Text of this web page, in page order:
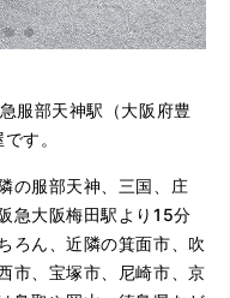
服部天神駅（大阪府豊
す。
の服部天神、三国、庄
急大阪梅田駅より15分
ろん、近隣の箕面市、吹
市、宝塚市、尼崎市、京